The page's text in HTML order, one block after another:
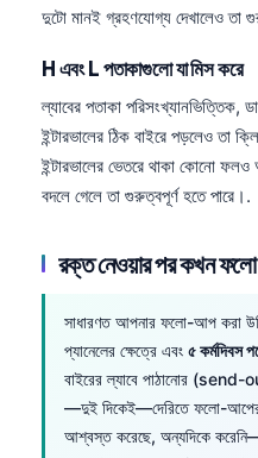
দুটো মানই গ্রহণযোগ্য দেখালেও তা
H এবং L পতাকাগুলো যা মিস করে
ল্যাবের পতাকা পরিসংখ্যানভিত্তিক,
ইন্টারভালের ঠিক বাইরে পড়লেও তা
ইন্টারভালের ভেতরে থাকা কোনো
বদলে গেলে তা গুরুত্বপূর্ণ হতে পারে।.
রক্ত নেওয়ার পর কখন
সাধারণত আপনার ফলো-আপ করা
প্যানেলের ক্ষেত্রে এবং ৫ কর্মদিবস
বাইরের ল্যাবে পাঠানোর (send-
—দুই দিকেই—দেরিতে ফলো-আপের
আশ্বস্ত করেছে, অন্যদিকে